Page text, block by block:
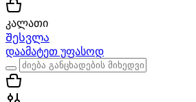
კალათი
Შესვლა
დაამატეთ უფასოდ